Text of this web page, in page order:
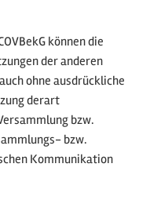
können die
der anderen
ohne ausdrückliche
derart
bzw.
bzw.
Kommunikation